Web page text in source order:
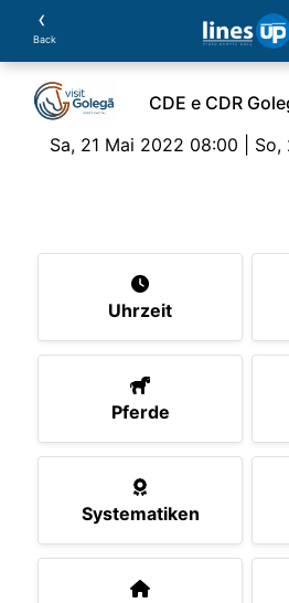
‹
Back
CDE e CDR
Sa, 21 Mai 2022 08:00 |
Uhrzeit
Pferde
Systematiken